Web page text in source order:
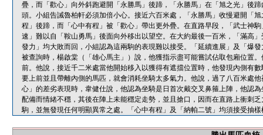
疊，而「歡心」向外斜跑避開「永勝馬」後蹄，「永勝馬」在「旭之光」後
頭。小組告誡魯柏軒必須加倍小心。接近六百米處，「永勝馬」收慢避開「
程」後蹄，而「心中有程」被「歡心」帶出更外疊。在直路早段，「武士神
速」難以自「鞍山勇馬」後面向外移出以望空。在大約最後一百米，「滿高
發力」均大敗而回，小組認為這兩駒的表現難以接受。「延續進展」及「爆
被查詢時，楊啟棠（「雄心馬主」）說，他獲指示盡可能嘗試佔取包廂位置
前。他說，接近千二米處當他開始移入以獲得有遮擋位置時，他發現內側有
要上前並且帶離內側的馬匹，就會消耗坐騎太多氣力。他說，過了八百米處
心」的差劣表現時，韋健仕說，他認為坐騎是日首次戴交叉鼻箍上陣，他認
配備而情緒不穩，其後在陣上未能穩定走勢，並且搶口，因而在直路上衝刺
駒，並無發現任何明顯異常之處。「心中有程」及「納帕二號」均須接受抽樣